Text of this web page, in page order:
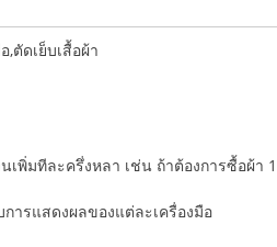
ตัดเย็บเสื้อผ้า
พิ่มทีละครึ่งหลา เช่น ถ้าต้องการซื้อผ้
ารแสดงผลของแต่ละเครื่องมือ